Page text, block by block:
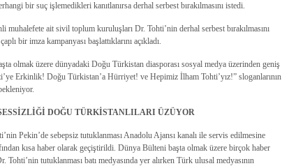
bir suç işlemedikleri kanıtlanırsa derhal serbest bırakılmasını istedi.
muhalefete ait sivil toplum kuruluşları Dr. Tohti’nin derhal serbest bırakılmasını
bir imza kampanyası başlattıklarını açıkladı.
olmak üzere dünyadaki Doğu Türkistan diasporası sosyal medya üzerinden geniş
Erkinlik! Doğu Türkistan’a Hürriyet! ve Hepimiz İlham Tohti’yız!” sloganlarının
DOĞU TÜRKİSTANLILARI ÜZÜYOR
Pekin’de sebepsiz tutuklanması Anadolu Ajansı kanalı ile servis edilmesine
kısa haber olarak geçiştirildi. Dünya Bülteni başta olmak üzere birçok haber
Tohti’nin tutuklanması batı medyasında yer alırken Türk ulusal medyasının